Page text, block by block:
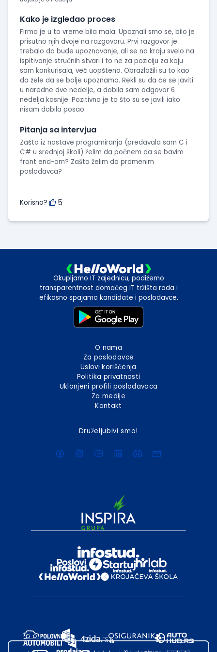
Kako je izgledao proces
Firma je u to vreme bila mala. Upoznali smo se, bilo je
prisutno njih dvoje na razgovoru. Prvi razgovor je
trebalo da bude upoznavanje, ali se na kraju svelo na
ispitivanje stručnih stvari i to ne za poziciju za koju
sam konkurisala, već uopšteno. Obrazložili su to kao
da žele da se bolje upoznamo. Rekli su da će se javiti
u naredne dve nedelje, a dobila sam odgovor 6
nedelja kasnije. Pozitivno je to što su se javili iako
nisam dobila posao.
Pitanja sa intervjua
Zašto iz nastave programiranja (predavala sam C i
C# u srednjoj školi) želim da počnem da se bavim
front end-om? Zašto želim da promenim
poslodavca?
Korisno? 5
Okupljamo IT zajednicu, podižemo
transparentnost domaćeg IT tržišta rada i
efikasno spajamo kandidate i poslodavce.
O nama
Za poslodavce
Uslovi korišćenja
Politika privatnosti
Uklonjeni profili poslodavaca
Za medije
Kontakt
Druželjubivi smo!